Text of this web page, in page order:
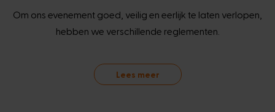
Om ons evenement goed, veilig en eerlijk te laten verlopen,
hebben we verschillende reglementen.
Lees meer